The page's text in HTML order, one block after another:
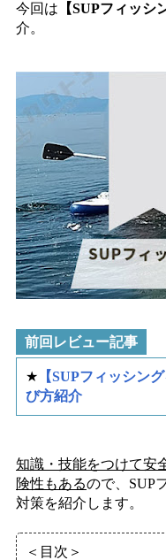
今回は 【SUPフィッシ
介。
前回レビュー記事
★ 【SUPフィッシン
び方紹介
知識・技能をつけて安
険性もあるので、SUP
対策を紹介します。
＜目次＞